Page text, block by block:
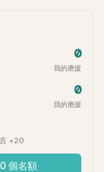
0
我的應援
0
我的應援
+20
個名額